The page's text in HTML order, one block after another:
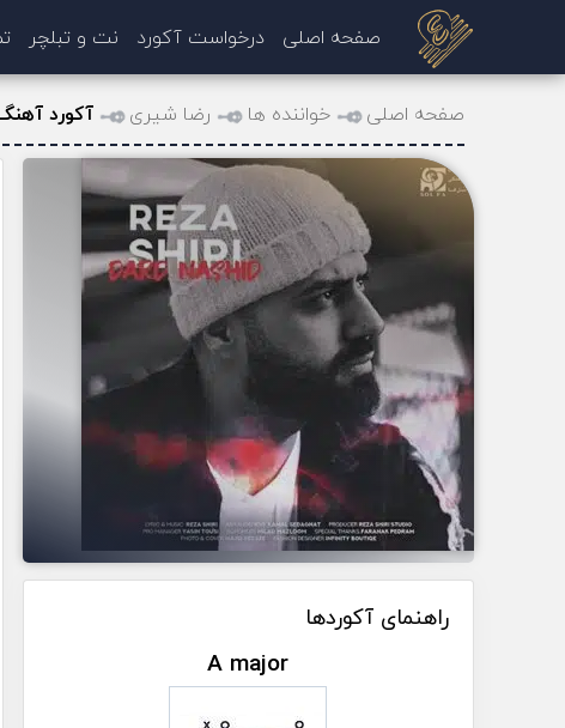
صفحه اصلی درخواست آکورد نت و تبلچر
صفحه اصلی خواننده ها رضا شیری آکورد
راهنمای آکوردها
A major